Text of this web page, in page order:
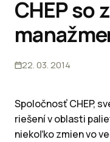
CHEP so
22. 03. 2014
Spoločnosť CHEP,
riešení v oblasti
niekoľko zmien vo